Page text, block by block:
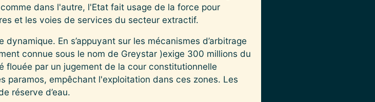
dans l'autre, l'Etat fait usage de la force pour
et les voies de services du secteur extractif.
En s’appuyant sur les mécanismes d’arbitrage
connue sous le nom de Greystar )exige 300 millions du
flouée par un jugement de la cour constitutionnelle
paramos, empêchant l'exploitation dans ces zones. Les
réserve d’eau.